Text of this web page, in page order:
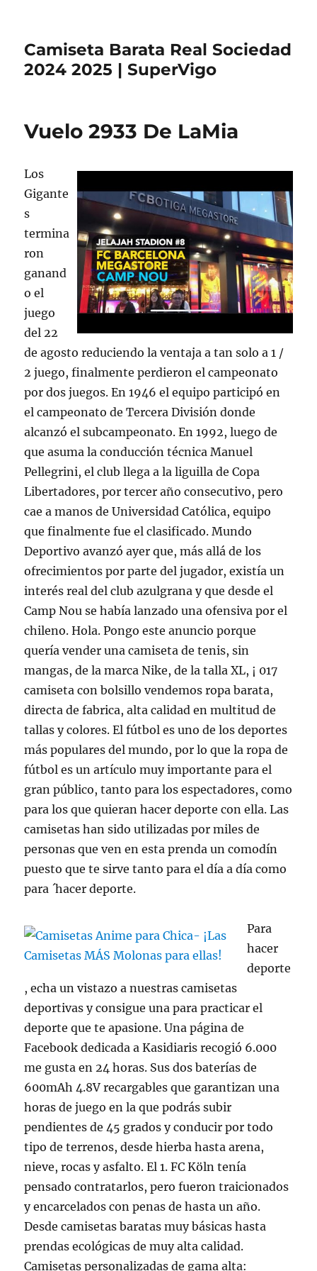
Camiseta Barata Real Sociedad
2024 2025 | SuperVigo
Vuelo 2933 De LaMia
Los
Gigante
s
termina
ron
ganand
o el
juego
del 22
de agosto reduciendo la ventaja a tan solo a 1 /
2 juego, finalmente perdieron el campeonato
por dos juegos. En 1946 el equipo participó en
el campeonato de Tercera División donde
alcanzó el subcampeonato. En 1992, luego de
que asuma la conducción técnica Manuel
Pellegrini, el club llega a la liguilla de Copa
Libertadores, por tercer año consecutivo, pero
cae a manos de Universidad Católica, equipo
que finalmente fue el clasificado. Mundo
Deportivo avanzó ayer que, más allá de los
ofrecimientos por parte del jugador, existía un
interés real del club azulgrana y que desde el
Camp Nou se había lanzado una ofensiva por el
chileno. Hola. Pongo este anuncio porque
quería vender una camiseta de tenis, sin
mangas, de la marca Nike, de la talla XL, ¡ 017
camiseta con bolsillo vendemos ropa barata,
directa de fabrica, alta calidad en multitud de
tallas y colores. El fútbol es uno de los deportes
más populares del mundo, por lo que la ropa de
fútbol es un artículo muy importante para el
gran público, tanto para los espectadores, como
para los que quieran hacer deporte con ella. Las
camisetas han sido utilizadas por miles de
personas que ven en esta prenda un comodín
puesto que te sirve tanto para el día a día como
para ´hacer deporte.
Para
hacer
deporte
, echa un vistazo a nuestras camisetas
deportivas y consigue una para practicar el
deporte que te apasione. Una página de
Facebook dedicada a Kasidiaris recogió 6.000
me gusta en 24 horas. Sus dos baterías de
600mAh 4.8V recargables que garantizan una
horas de juego en la que podrás subir
pendientes de 45 grados y conducir por todo
tipo de terrenos, desde hierba hasta arena,
nieve, rocas y asfalto. El 1. FC Köln tenía
pensado contratarlos, pero fueron traicionados
y encarcelados con penas de hasta un año.
Desde camisetas baratas muy básicas hasta
prendas ecológicas de muy alta calidad.
Camisetas personalizadas de gama alta: